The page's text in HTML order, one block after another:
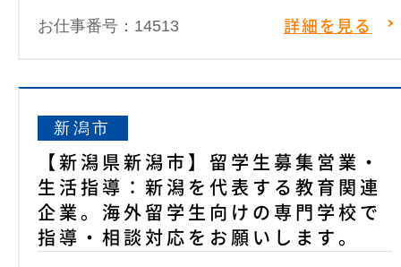
お仕事番号：14513 詳細を見る
新潟市
【新潟県新潟市】留学生募集営業・
生活指導：新潟を代表する教育関連
企業。海外留学生向けの専門学校で
指導・相談対応をお願いします。